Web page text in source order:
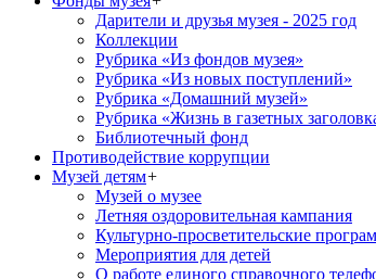
Дарители и друзья музея - 2025 год
Коллекции
Рубрика «Из фондов музея»
Рубрика «Из новых поступлений»
Рубрика «Домашний музей»
Рубрика «Жизнь в газетных
Библиотечный фонд
Противодействие коррупции
Музей детям+
Музей о музее
Летняя оздоровительная кампания
Культурно-просветительские
Мероприятия для детей
О работе единого справочного